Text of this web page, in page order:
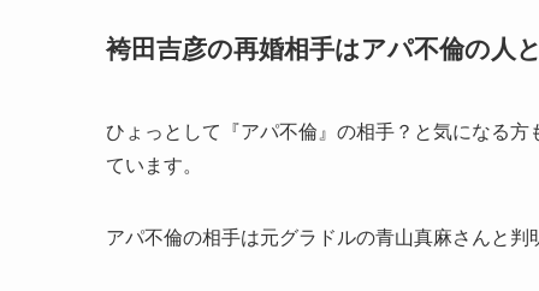
袴田吉彦の再婚相手はアパ不倫の人
ひょっとして『アパ不倫』の相手？と気になる
ています。
アパ不倫の相手は元グラドルの青山真麻さんと